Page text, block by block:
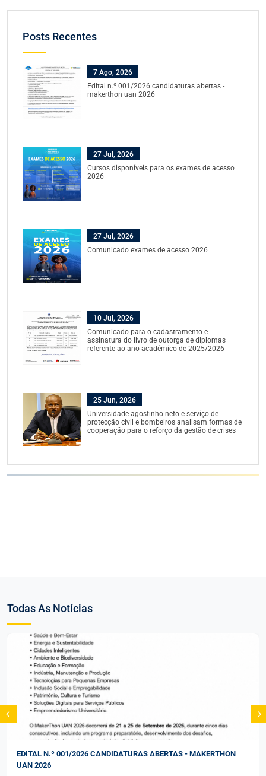
Posts Recentes
7 Ago, 2026
Edital n.º 001/2026 candidaturas abertas -
makerthon uan 2026
27 Jul, 2026
Cursos disponíveis para os exames de acesso
2026
27 Jul, 2026
Comunicado exames de acesso 2026
10 Jul, 2026
Comunicado para o cadastramento e
assinatura do livro de outorga de diplomas
referente ao ano académico de 2025/2026
25 Jun, 2026
Universidade agostinho neto e serviço de
protecção civil e bombeiros analisam formas de
cooperação para o reforço da gestão de crises
Todas As Notícias
EDITAL N.º 001/2026 CANDIDATURAS ABERTAS - MAKERTHON
UAN 2026